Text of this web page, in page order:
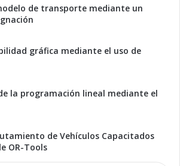
de transporte mediante un
gráfica mediante el uso de
la programación lineal mediante el
de Vehículos Capacitados
OR-Tools